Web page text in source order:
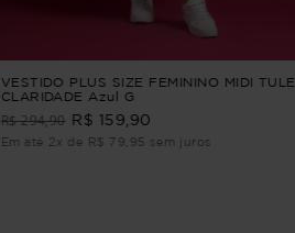
VESTIDO PLUS SIZE FEMININO MIDI TULE
CLARIDADE Azul G
R$ 294,90 R$ 159,90
Em até 2x de R$ 79,95 sem juros